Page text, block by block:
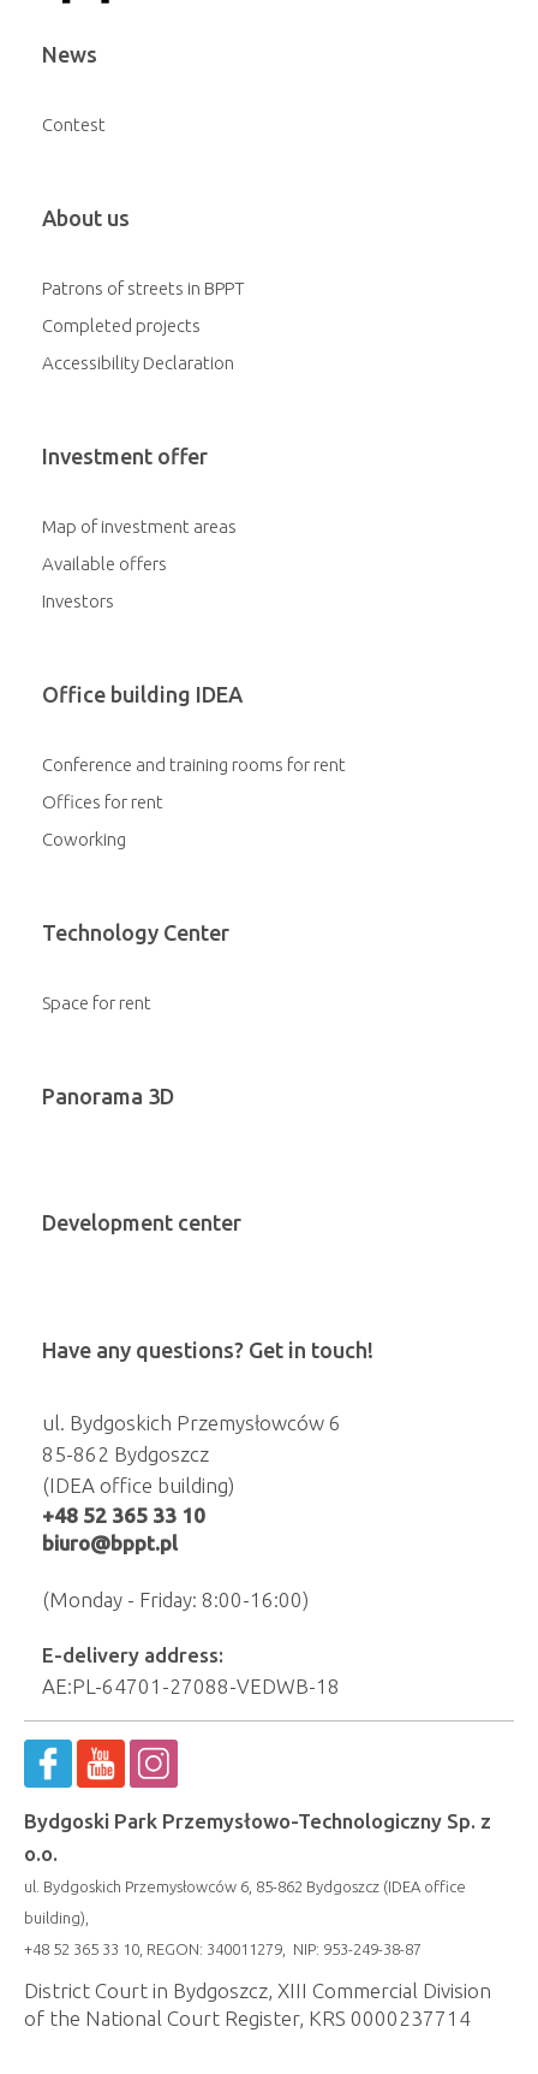
News
Contest
About us
Patrons of streets in BPPT
Completed projects
Accessibility Declaration
Investment offer
Map of investment areas
Available offers
Investors
Office building IDEA
Conference and training rooms for rent
Offices for rent
Coworking
Technology Center
Space for rent
Panorama 3D
Development center
Have any questions? Get in touch!
ul. Bydgoskich Przemysłowców 6
85-862 Bydgoszcz
(IDEA office building)
+48 52 365 33 10
biuro@bppt.pl
(Monday - Friday: 8:00-16:00)
E-delivery address:
AE:PL-64701-27088-VEDWB-18
Bydgoski Park Przemysłowo-Technologiczny Sp. z
o.o.
ul. Bydgoskich Przemysłowców 6, 85-862 Bydgoszcz (IDEA office
building),
+48 52 365 33 10, REGON: 340011279, NIP: 953-249-38-87
District Court in Bydgoszcz, XIII Commercial Division
of the National Court Register, KRS 0000237714